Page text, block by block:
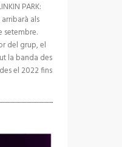
PARK:
als
setembre.
del grup, el
la banda des
el 2022 fins